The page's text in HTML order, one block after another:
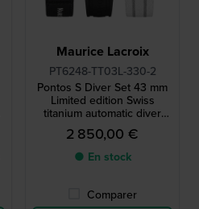
Maurice Lacroix
PT6248-TT03L-330-2
Pontos S Diver Set 43 mm
Limited edition Swiss
titanium automatic diver
with two extra straps
2 850,00 €
● En stock
Comparer